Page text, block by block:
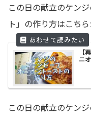
この日の献立のケン
ト」の作り方はこち
【
ニ
この日の献立のケン